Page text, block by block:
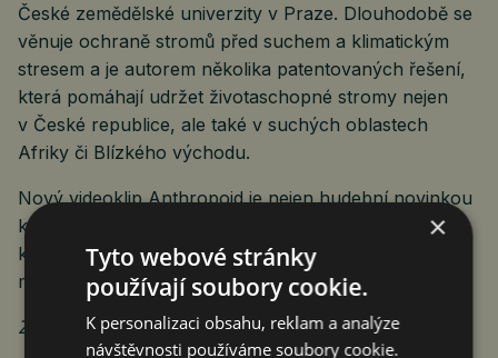
České zemědělské univerzity v Praze. Dlouhodobě se
věnuje ochraně stromů před suchem a klimatickým
stresem a je autorem několika patentovaných řešení,
která pomáhají udržet životaschopné stromy nejen
v České republice, ale také v suchých oblastech
Afriky či Blízkého východu.
Nový videoklip Anthropoid je nejen hudební novinkou
kapely Protheus, ale také připomínkou odvahy lidí,
kteří se rozhodli jednat ve chvíli, kdy cena za odpor
mohla být nejvyšší.
Zdroj: Protheus
×
Tyto webové stránky
používají soubory cookie.
K personalizaci obsahu, reklam a analýze
návštěvnosti používáme soubory cookie.